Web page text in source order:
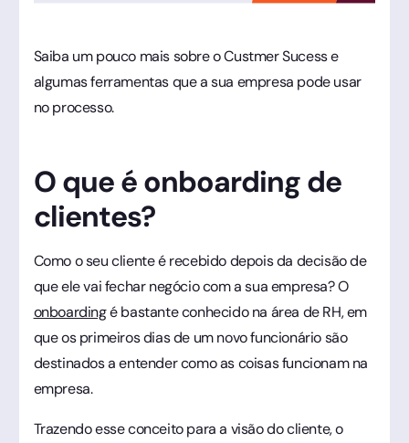
Saiba um pouco mais sobre o Custmer Sucess e
algumas ferramentas que a sua empresa pode usar
no processo.
O que é onboarding de
clientes?
Como o seu cliente é recebido depois da decisão de
que ele vai fechar negócio com a sua empresa? O
onboardingé bastante conhecido na área de RH, em
que os primeiros dias de um novo funcionário são
destinados a entender como as coisas funcionam na
empresa.
Trazendo esse conceito para a visão do cliente, o